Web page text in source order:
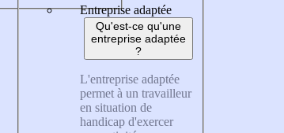
Entreprise adaptée
Qu'est-ce qu'une
entreprise adaptée
?
L'entreprise adaptée
permet à un travailleur
en situation de
handicap d'exercer